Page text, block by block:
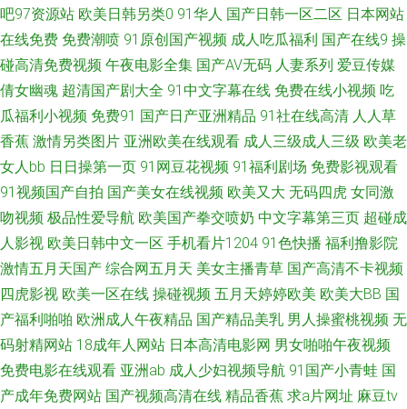
利免费资源站 九一精品网站 91社区试看一分钟 一区二区三区 美女网站免费
A片一區二區三區 激情网站在线免费 91伊人在线影院 在线观看你懂得 九一
精品视频在线观看 91素人在线精品国产 瑟瑟com 黑丝美女足交 国999大香
蕉 久久这里只 伊人亚洲 日韩毛片网址 久久视频 91vv福利社区 国色天香八
区2区 福利社大香蕉 大香蕉伊人婷婷 91豆花视频免费在线观看 影音先锋AV
最新电影 91免费观看网址 日本Aⅴ视屏 日本天堂网 激情另类海角 1024精品
视频 韩国a√中文 91吸奶水网站在线观看 91黑丝视频最新网址 四虎行色 日
韩电影第二页 熟女热网 avtt伊人 91影业在线视频导航 91av丝袜喷水 91视频
吧97资源站 欧美日韩另类0 91华人 国产日韩一区二区 日本网站
在线免费 免费潮喷 91原创国产视频 成人吃瓜福利 国产在线9 操
碰高清免费视频 午夜电影全集 国产AV无码 人妻系列 爱豆传媒
倩女幽魂 超清国产剧大全 91中文字幕在线 免费在线小视频 吃
瓜福利小视频 免费91 国产日产亚洲精品 91社在线高清 人人草
香蕉 激情另类图片 亚洲欧美在线观看 成人三级成人三级 欧美老
女人bb 日日操第一页 91网豆花视频 91福利剧场 免费影视观看
91视频国产自拍 国产美女在线视频 欧美又大 无码四虎 女同激
吻视频 极品性爱导航 欧美国产拳交喷奶 中文字幕第三页 超碰成
人影视 欧美日韩中文一区 手机看片1204 91色快播 福利撸影院
激情五月天国产 综合网五月天 美女主播青草 国产高清不卡视频
四虎影视 欧美一区在线 操碰视频 五月天婷婷欧美 欧美大BB 国
产福利啪啪 欧洲成人午夜精品 国产精品美乳 男人操蜜桃视频 无
码射精网站 18成年人网站 日本高清电影网 男女啪啪午夜视频
免费电影在线观看 亚洲ab 成人少妇视频导航 91国产小青蛙 国
产成年免费网站 国产视频高清在线 精品香蕉 求a片网址 麻豆tv